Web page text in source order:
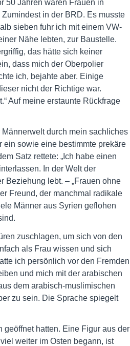
50 Jahren waren Frauen in
in der BRD. Es musste
sieben fuhr ich mit einem VW-
Nähe lebten, zur Baustelle.
das hätte sich keiner
dass mich der Oberpolier
ich, bejahte aber. Einige
nicht der Richtige war.
Auf meine erstaunte Rückfrage
durch mein sachliches
ein sowie eine bestimmte prekäre
Satz rettete: „Ich habe einen
In der Welt der
Beziehung lebt. – „Frauen ohne
Freund, der manchmal radikale
Männer aus Syrien geflohen
zuschlagen, um sich von den
als Frau wissen und sich
ich persönlich vor den Fremden
und mich mit der arabischen
dem arabisch-muslimischen
zu sein. Die Sprache spiegelt
hatten. Eine Figur aus der
weiter im Osten begann, ist